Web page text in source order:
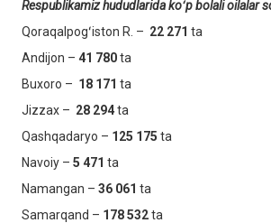
Respublikamiz hududlarida koʻp bolali oilalar
Qoraqalpogʻiston R. – 22 271 ta
Andijon – 41 780ta
Buxoro – 18 171 ta
Jizzax – 28 294ta
Qashqadaryo – 125 175 ta
Navoiy – 5 471 ta
Namangan – 36 061 ta
Samarqand – 178 532ta